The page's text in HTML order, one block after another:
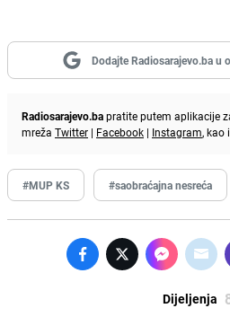
Dodajte Radiosarajevo.ba u
Radiosarajevo.bapratite putem aplikacije
mreža Twitter | Facebook | Instagram, kao
#MUP KS #saobraćajna nesreća
Dijeljenja